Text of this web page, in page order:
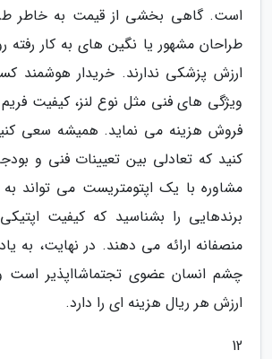
است. گاهی بخشی از قیمت به خاطر
طراحان مشهور یا نگین های به کار
ارزش پزشکی ندارند. خریدار هوشمند
ویژگی های فنی مثل نوع لنز، کیفیت
فروش هزینه می نماید. همیشه سعی
کنید که تعادلی بین تعیینات فنی و
مشاوره با یک اپتومتریست می تواند
برندهایی را بشناسید که کیفیت
منصفانه ارائه می دهند. در نهایت، به
چشم انسان عضوی تجتماشااپذیر است
ارزش هر ریال هزینه ای را دارد.
12